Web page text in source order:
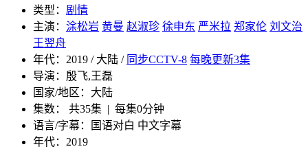
类型： 剧情
主演： 涂松岩 黄曼 赵淑珍 徐申东 严米拉 郑家伦 刘文治
王翌舟
年代： 2019 / 大陆 / 同步CCTV-8 每晚更新3集
导演： 殷飞,王磊
国家/地区： 大陆
集数：
共35集 | 每集0分钟
语言/字幕：
国语对白 中文字幕
年代： 2019